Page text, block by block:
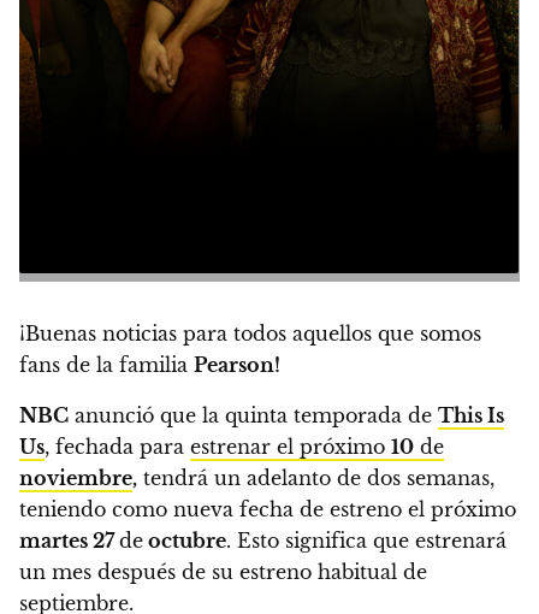
¡Buenas noticias para todos aquellos que somos
fans de la familia Pearson!
NBC anunció que la quinta temporada de This Is
Us, fechada para estrenar el próximo 10 de
noviembre, tendrá un adelanto de dos semanas,
teniendo como nueva fecha de estreno el próximo
martes 27de octubre. Esto significa que estrenará
un mes después de su estreno habitual de
septiembre.